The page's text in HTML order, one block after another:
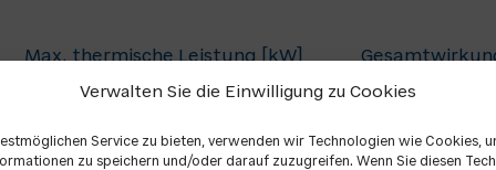
Verwalten Sie die Einwilligung zu Cookies
Service zu bieten, verwenden wir Technologien wie Cookies,
zu speichern und/oder darauf zuzugreifen. Wenn Sie diesen
Max. thermische Leistung [kW]
613
803